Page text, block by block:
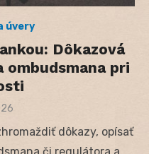
úvery
Dôkazová
ombudsmana pri
dôkazy, opísať